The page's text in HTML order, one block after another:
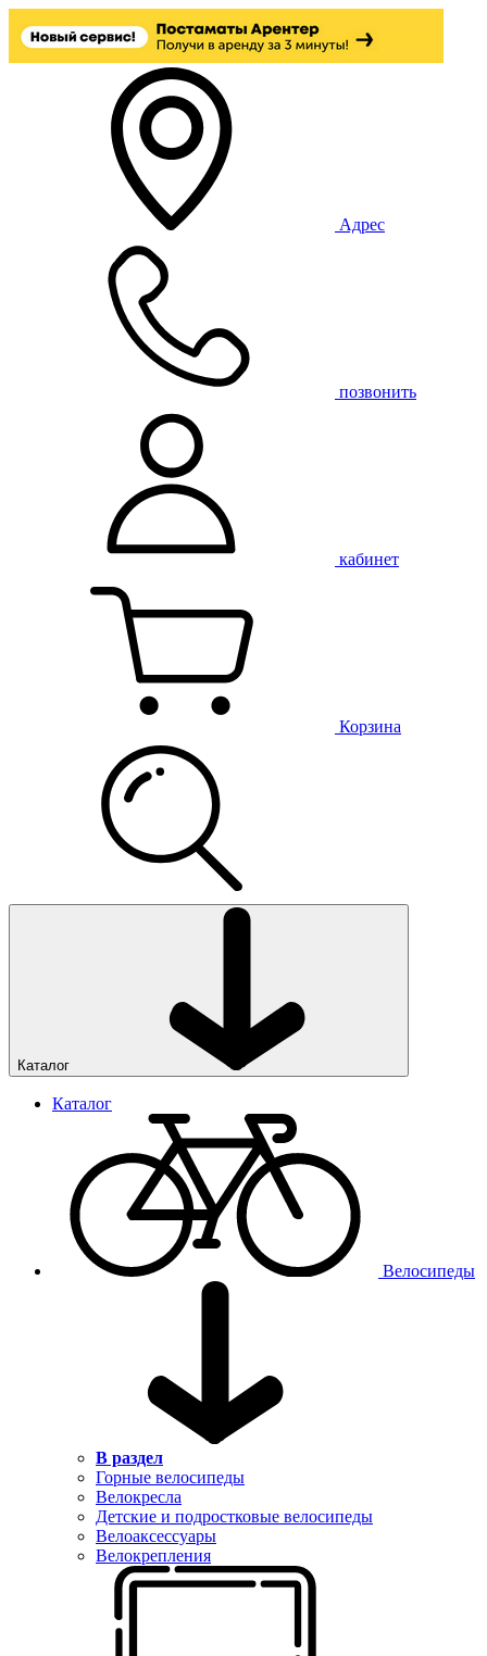
Адрес
позвонить
кабинет
Корзина
Каталог
Каталог
Велосипеды
В раздел
Горные велосипеды
Велокресла
Детские и подростковые велосипеды
Велоаксессуары
Велокрепления